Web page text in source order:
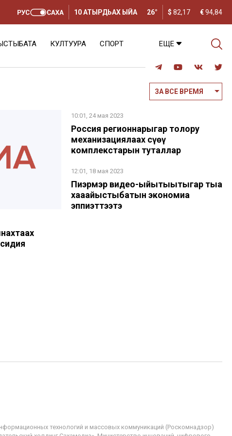
10 АТЫРДЬАХ ЫЙА 26° $ 82,17 €94,84
КУЛТУУРА СПОРТ ЕЩЕ
ЗА ВСЕ ВРЕМЯ
10:01, 24 мая 2023
Россия регионнарыгар толору
механизациялаах сүөһү
комплекстарын туталлар
12:01, 18 мая 2023
Пиэрмэр видео-ыйытыытыгар тыа
хаһаайыстыбатын экономиһа
эппиэттээтэ
технологий и массовых коммуникаций (Роскомнадзор)